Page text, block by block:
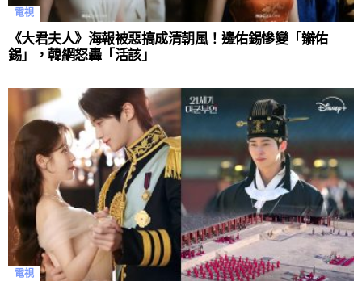
電視
《大君夫人》海報被惡搞成清朝風！邊佑錫慘變「辮佑
錫」，韓網怒轟「活該」
電視